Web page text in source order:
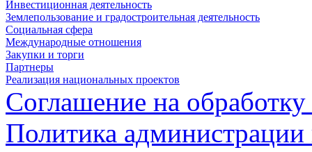
Инвестиционная деятельность
Землепользование и градостроительная деятельность
Социальная сфера
Международные отношения
Закупки и торги
Партнеры
Реализация национальных проектов
Соглашение на
Политика